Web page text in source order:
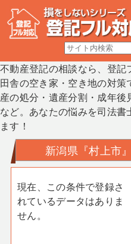
不動産登記の相談なら、登記
田舎の空き家・空き地の対
産の処分・遺産分割・成年
など。あなたの悩みを司法
ます！
新潟県『村上市
現在、この条件で登録さ
れているデータはありま
せん。